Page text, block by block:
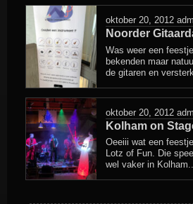
in
oktober 20, 2012
Noorder
Was weer een
bekenden maar
de gitaren en
oktober 20, 2012
Kolham on
Oeeiii wat een
Lotz of Fun. Die
wel vaker in